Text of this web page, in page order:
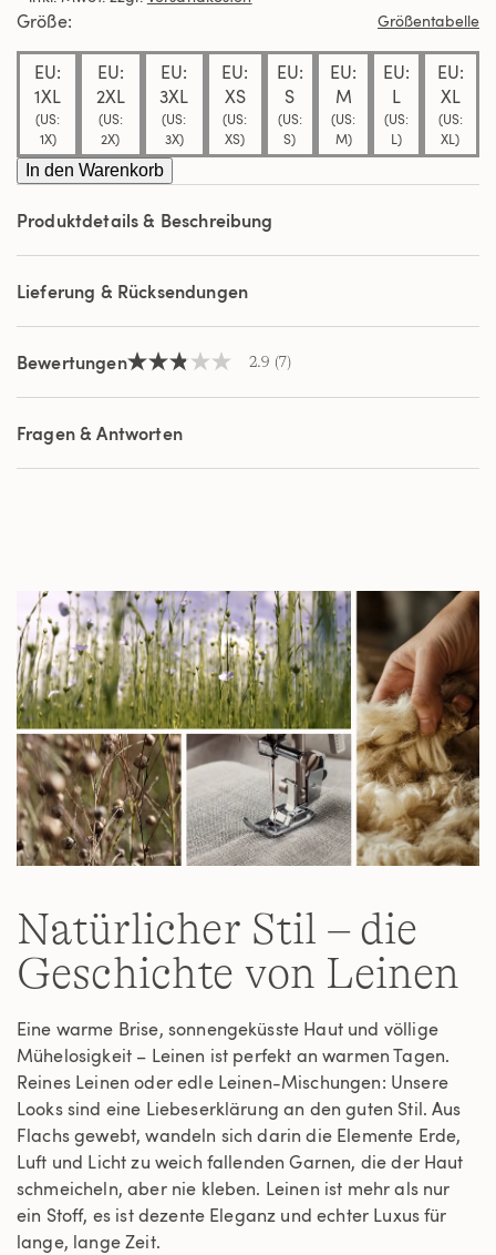
Durchschnittswert
Bewertung.
Read
Reviews.
Link
auf
derselben
Seite.
Größe Größentabelle
EU:
1XL
(US:
1X)
EU:
2XL
(US:
2X)
EU:
3XL
(US:
3X)
EU:
XS
(US:
XS)
EU:
S
(US:
S)
EU:
M
(US:
M)
EU:
L
(US:
L)
EU:
XL
(US:
XL)
In den Warenkorb
Produktdetails & Beschreibung
Lieferung & Rücksendungen
Bewertungen2.9
5
Sternen,
Durchschnittswert
Bewertung.
Seite.
2.9 (7)
Fragen & Antworten
Natürlicher Stil – die
Geschichte von Leinen
Eine warme Brise, sonnengeküsste Haut und völlige
Mühelosigkeit – Leinen ist perfekt an warmen Tagen.
Reines Leinen oder edle Leinen-Mischungen: Unsere
Looks sind eine Liebeserklärung an den guten Stil. Aus
Flachs gewebt, wandeln sich darin die Elemente Erde,
Luft und Licht zu weich fallenden Garnen, die der Haut
schmeicheln, aber nie kleben. Leinen ist mehr als nur
ein Stoff, es ist dezente Eleganz und echter Luxus für
lange, lange Zeit.